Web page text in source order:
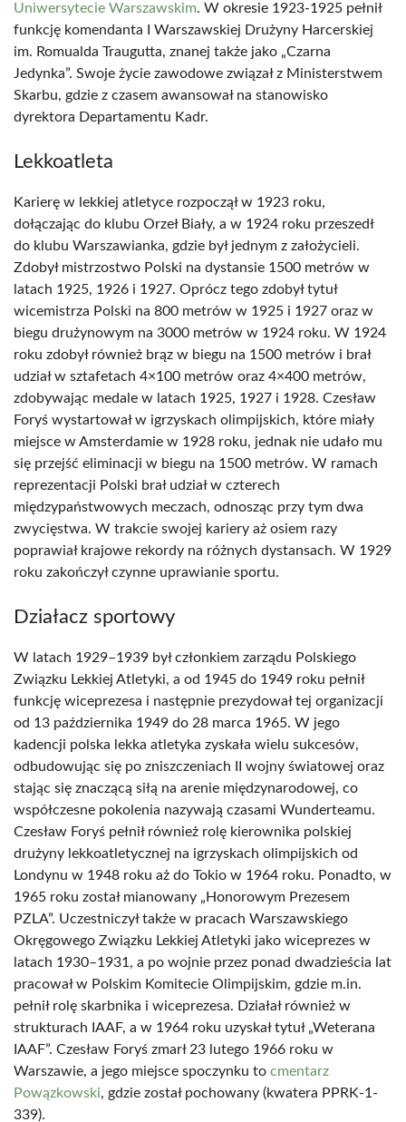
Uniwersytecie Warszawskim. W okresie 1923-1925 pełnił
funkcję komendanta I Warszawskiej Drużyny Harcerskiej
im. Romualda Traugutta, znanej także jako „Czarna
Jedynka”. Swoje życie zawodowe związał z Ministerstwem
Skarbu, gdzie z czasem awansował na stanowisko
dyrektora Departamentu Kadr.
Lekkoatleta
Karierę w lekkiej atletyce rozpoczął w 1923 roku,
dołączając do klubu Orzeł Biały, a w 1924 roku przeszedł
do klubu Warszawianka, gdzie był jednym z założycieli.
Zdobył mistrzostwo Polski na dystansie 1500 metrów w
latach 1925, 1926 i 1927. Oprócz tego zdobył tytuł
wicemistrza Polski na 800 metrów w 1925 i 1927 oraz w
biegu drużynowym na 3000 metrów w 1924 roku. W 1924
roku zdobył również brąz w biegu na 1500 metrów i brał
udział w sztafetach 4×100 metrów oraz 4×400 metrów,
zdobywając medale w latach 1925, 1927 i 1928. Czesław
Foryś wystartował w igrzyskach olimpijskich, które miały
miejsce w Amsterdamie w 1928 roku, jednak nie udało mu
się przejść eliminacji w biegu na 1500 metrów. W ramach
reprezentacji Polski brał udział w czterech
międzypaństwowych meczach, odnosząc przy tym dwa
zwycięstwa. W trakcie swojej kariery aż osiem razy
poprawiał krajowe rekordy na różnych dystansach. W 1929
roku zakończył czynne uprawianie sportu.
Działacz sportowy
W latach 1929–1939 był członkiem zarządu Polskiego
Związku Lekkiej Atletyki, a od 1945 do 1949 roku pełnił
funkcję wiceprezesa i następnie prezydował tej organizacji
od 13 października 1949 do 28 marca 1965. W jego
kadencji polska lekka atletyka zyskała wielu sukcesów,
odbudowując się po zniszczeniach II wojny światowej oraz
stając się znaczącą siłą na arenie międzynarodowej, co
współczesne pokolenia nazywają czasami Wunderteamu.
Czesław Foryś pełnił również rolę kierownika polskiej
drużyny lekkoatletycznej na igrzyskach olimpijskich od
Londynu w 1948 roku aż do Tokio w 1964 roku. Ponadto, w
1965 roku został mianowany „Honorowym Prezesem
PZLA”. Uczestniczył także w pracach Warszawskiego
Okręgowego Związku Lekkiej Atletyki jako wiceprezes w
latach 1930–1931, a po wojnie przez ponad dwadzieścia lat
pracował w Polskim Komitecie Olimpijskim, gdzie m.in.
pełnił rolę skarbnika i wiceprezesa. Działał również w
strukturach IAAF, a w 1964 roku uzyskał tytuł „Weterana
IAAF”. Czesław Foryś zmarł 23 lutego 1966 roku w
Warszawie, a jego miejsce spoczynku to cmentarz
Powązkowski, gdzie został pochowany (kwatera PPRK-1-
339).